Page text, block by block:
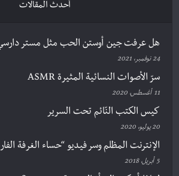
أحدث المقالات
هل عرفت جين أوستن الحب مثل مستر دارسي
24 نوفمبر، 2021
سرّ الأصوات النسائية المثيرة ASMR
11 أغسطس، 2020
كيس الكتب النّائم تحت السرير
20 يوليو، 2020
الإنترنت المظلم وسر فيديو “حساء الغرفة
5 أبريل، 2018